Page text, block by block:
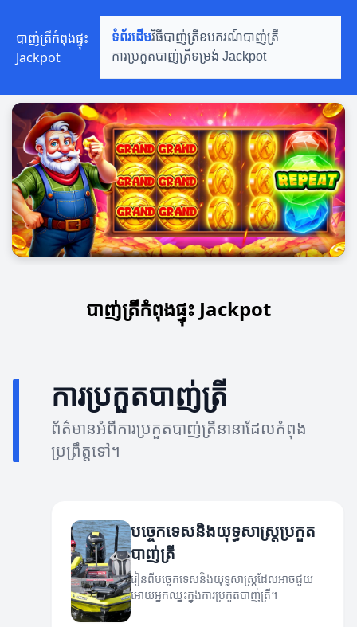
បាញ់ត្រីកំពុងផ្ទុះ
Jackpot
ទំព័រដើមវិធីបាញ់ត្រីឧបករណ៍បាញ់ត្រី
ការប្រកួតបាញ់ត្រីទម្រង់ Jackpot
បាញ់ត្រីកំពុងផ្ទុះ Jackpot
ការប្រកួតបាញ់ត្រី
ព័ត៌មានអំពីការប្រកួតបាញ់ត្រីនានាដែលកំពុង
ប្រព្រឹត្តទៅ។
បច្ចេកទេសនិងយុទ្ធសាស្ត្រប្រកួត
បាញ់ត្រី
រៀនពីបច្ចេកទេសនិងយុទ្ធសាស្ត្រដែលអាចជួយ
អោយអ្នកឈ្នះក្នុងការប្រកួតបាញ់ត្រី។